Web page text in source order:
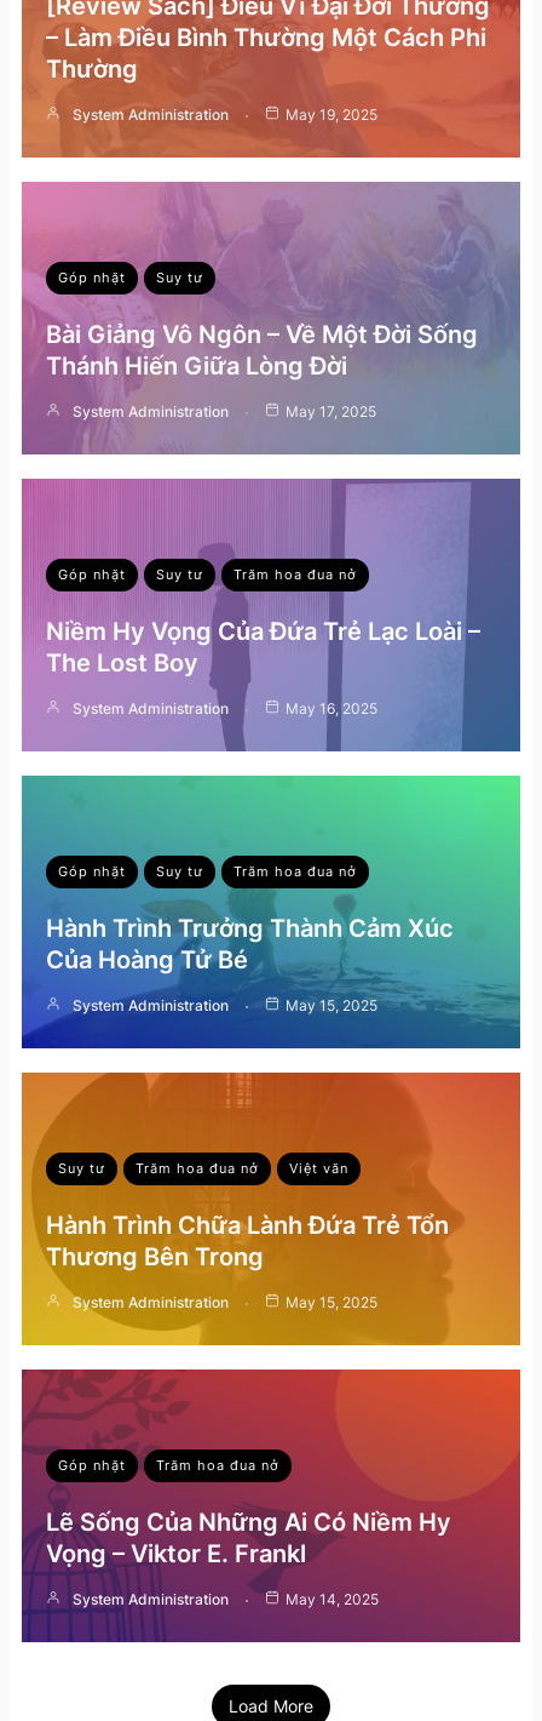
– Làm Điều Bình Thường Một Cách Phi
Thường
System Administration May 19, 2025
Góp nhặt Suy tư
Bài Giảng Vô Ngôn – Về Một Đời Sống
Thánh Hiến Giữa Lòng Đời
System Administration May 17, 2025
Góp nhặt Suy tư Trăm hoa đua nở
Niềm Hy Vọng Của Đứa Trẻ Lạc Loài –
The Lost Boy
System Administration May 16, 2025
Góp nhặt Suy tư Trăm hoa đua nở
Hành Trình Trưởng Thành Cảm Xúc
Của Hoàng Tử Bé
System Administration May 15, 2025
Suy tư Trăm hoa đua nở Việt văn
Hành Trình Chữa Lành Đứa Trẻ Tổn
Thương Bên Trong
System Administration May 15, 2025
Góp nhặt Trăm hoa đua nở
Lẽ Sống Của Những Ai Có Niềm Hy
Vọng – Viktor E. Frankl
System Administration May 14, 2025
Load More